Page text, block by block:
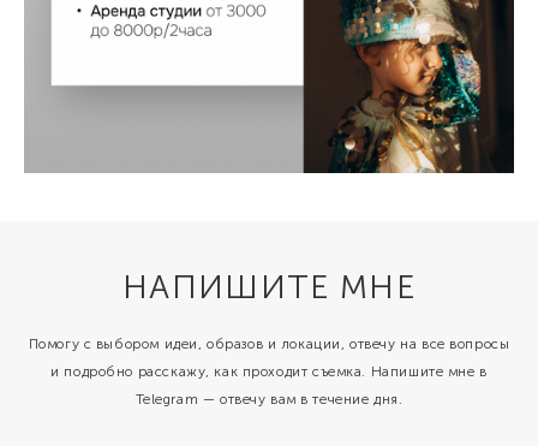
НАПИШИТЕ МНЕ
Помогу с выбором идеи, образов и локации, отвечу на все вопросы
и подробно расскажу, как проходит съемка. Напишите мне в
Telegram — отвечу вам в течение дня.